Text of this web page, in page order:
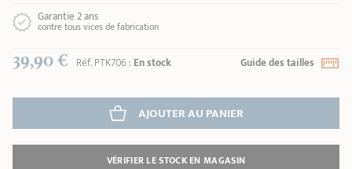
Garantie 2 ans
contre tous vices de fabrication
39,90 € Réf.PTK706: En stock Guide des tailles
AJOUTER AU PANIER
VÉRIFIER LE STOCK EN MAGASIN